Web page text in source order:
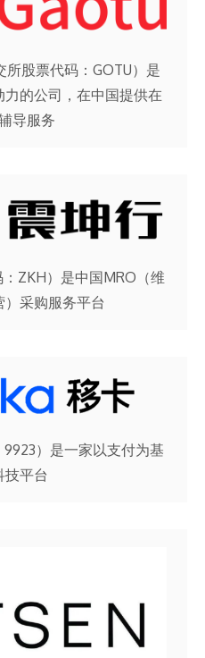
股票代码：GOTU）是
的公司，在中国提供在
导服务
ZKH）是中国MRO（维
采购服务平台
）是一家以支付为基
技平台